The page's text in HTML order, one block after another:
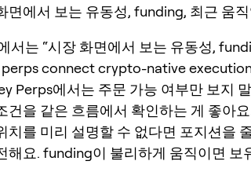
면에서 보는 유동성, funding, 최근 움직
서는 “시장 화면에서 보는 유동성,
connect crypto-native
Perps에서는 주문 가능 여부만 보지
건을 같은 흐름에서 확인하는 게 좋아
치를 미리 설명할 수 없다면 포지션을
해요. funding이 불리하게 움직이면 보